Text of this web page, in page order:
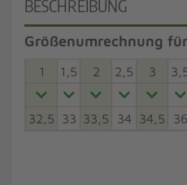
BESCHREIBUNG
Größenumrechnung
1 1,5 2 2,5 3
32,5 33 33,5 34 34,5 36